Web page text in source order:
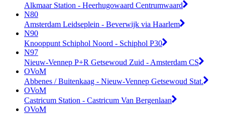
Alkmaar Station - Heerhugowaard Centrumwaard
N80
Amsterdam Leidseplein - Beverwijk via Haarlem
N90
Knooppunt Schiphol Noord - Schiphol P30
N97
Nieuw-Vennep P+R Getsewoud Zuid - Amsterdam CS
OVoM
Abbenes / Buitenkaag - Nieuw-Vennep Getsewoud Stat.
OVoM
Castricum Station - Castricum Van Bergenlaan
OVoM